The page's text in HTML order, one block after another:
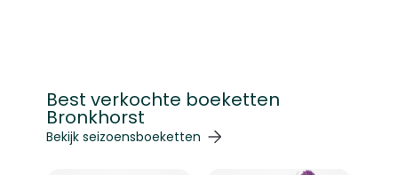
Best verkochte boeketten
Bronkhorst
Navigeren door de elementen van de carrousel is
Druk om carrousel over te slaan
Bekijk seizoensboeketten